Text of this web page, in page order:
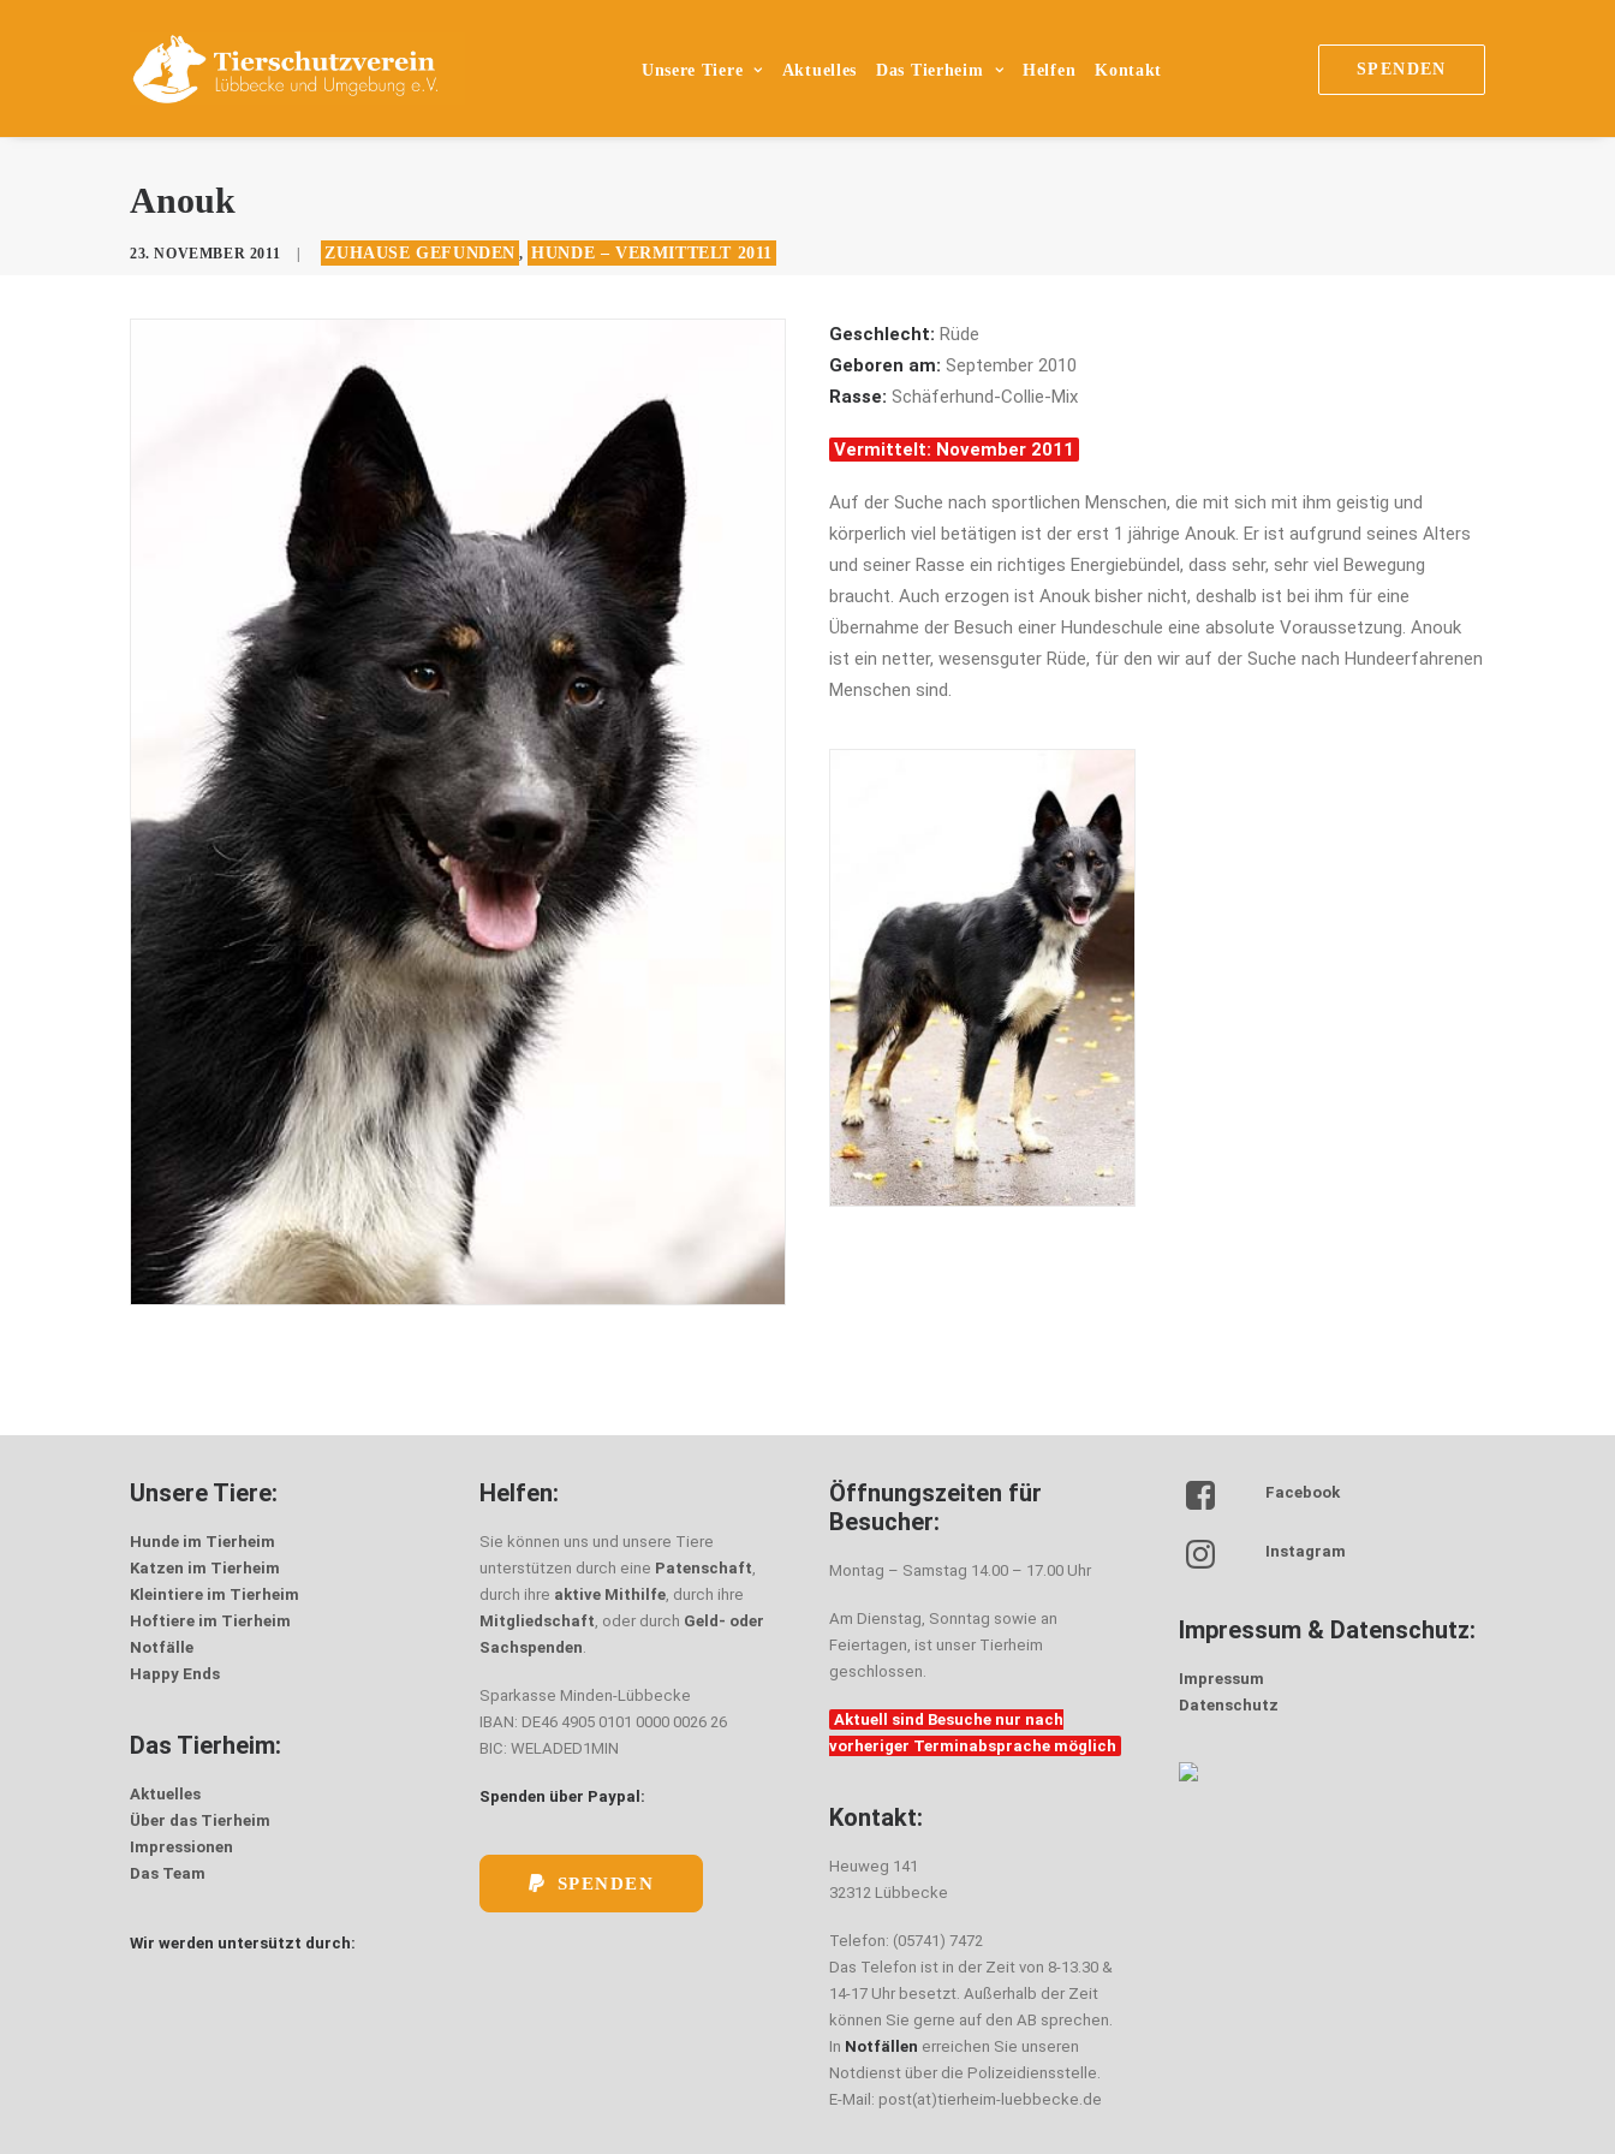
Unsere Tiere Aktuelles Das Tierheim Helfen Kontakt SPENDEN
Anouk
23. NOVEMBER 2011 ZUHAUSE GEFUNDEN , HUNDE – VERMITTELT 2011
Geschlecht: Rüde
Geboren am: September 2010
Rasse: Schäferhund-Collie-Mix
Vermittelt: November 2011
Auf der Suche nach sportlichen Menschen, die mit sich mit ihm geistig und
körperlich viel betätigen ist der erst 1 jährige Anouk. Er ist aufgrund seines Alters
und seiner Rasse ein richtiges Energiebündel, dass sehr, sehr viel Bewegung
braucht. Auch erzogen ist Anouk bisher nicht, deshalb ist bei ihm für eine
Übernahme der Besuch einer Hundeschule eine absolute Voraussetzung. Anouk
ist ein netter, wesensguter Rüde, für den wir auf der Suche nach Hundeerfahrenen
Menschen sind.
Unsere Tiere:
Hunde im Tierheim
Katzen im Tierheim
Kleintiere im Tierheim
Hoftiere im Tierheim
Notfälle
Happy Ends
Das Tierheim:
Aktuelles
Über das Tierheim
Impressionen
Das Team
Wir werden untersützt durch:
Helfen:
Sie können uns und unsere Tiere
unterstützen durch eine Patenschaft,
durch ihre aktive Mithilfe, durch ihre
Mitgliedschaft, oder durch Geld- oder
Sachspenden.
Sparkasse Minden-Lübbecke
IBAN: DE46 4905 0101 0000 0026 26
BIC: WELADED1MIN
Spenden über Paypal:
SPENDEN
Öffnungszeiten für
Besucher:
Montag – Samstag 14.00 – 17.00 Uhr
Am Dienstag, Sonntag sowie an
Feiertagen, ist unser Tierheim
geschlossen.
Aktuell sind Besuche nur nach
vorheriger Terminabsprache möglich
Kontakt:
Heuweg 141
32312 Lübbecke
Telefon: (05741) 7472
Das Telefon ist in der Zeit von 8-13.30 &
14-17 Uhr besetzt. Außerhalb der Zeit
können Sie gerne auf den AB sprechen.
In Notfällen erreichen Sie unseren
Notdienst über die Polizeidiensstelle.
E-Mail: post(at)tierheim-luebbecke.de
Facebook
Instagram
Impressum & Datenschutz:
Impressum
Datenschutz